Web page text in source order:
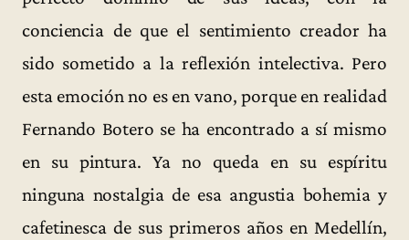
conciencia de que el sentimiento creador ha
sido sometido a la reflexión intelectiva. Pero
esta emoción no es en vano, porque en realidad
Fernando Botero se ha encontrado a sí mismo
en su pintura. Ya no queda en su espíritu
ninguna nostalgia de esa angustia bohemia y
cafetinesca de sus primeros años en Medellín,